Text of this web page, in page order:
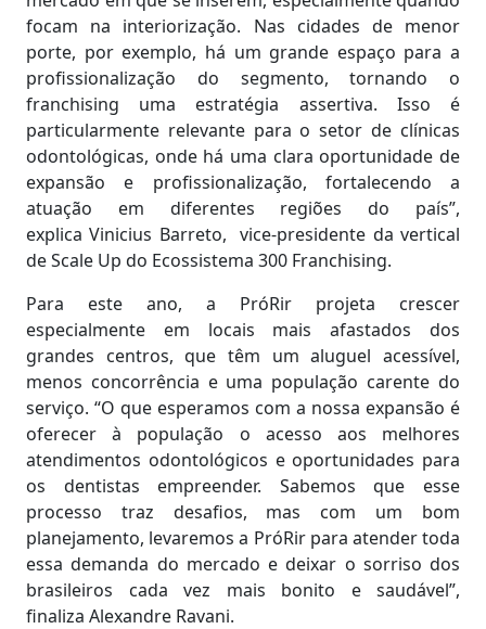
focam na interiorização. Nas cidades de menor
porte, por exemplo, há um grande espaço para a
profissionalização do segmento, tornando o
franchising uma estratégia assertiva. Isso é
particularmente relevante para o setor de clínicas
odontológicas, onde há uma clara oportunidade de
expansão e profissionalização, fortalecendo a
atuação em diferentes regiões do país”,
explica Vinicius Barreto, vice-presidente da vertical
de Scale Up do Ecossistema 300 Franchising.
Para este ano, a PróRir projeta crescer
especialmente em locais mais afastados dos
grandes centros, que têm um aluguel acessível,
menos concorrência e uma população carente do
serviço. “O que esperamos com a nossa expansão é
oferecer à população o acesso aos melhores
atendimentos odontológicos e oportunidades para
os dentistas empreender. Sabemos que esse
processo traz desafios, mas com um bom
planejamento, levaremos a PróRir para atender toda
essa demanda do mercado e deixar o sorriso dos
brasileiros cada vez mais bonito e saudável”,
finaliza Alexandre Ravani.